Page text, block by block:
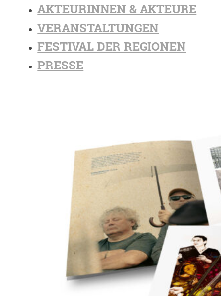
AKTEURINNEN & AKTEURE
VERANSTALTUNGEN
FESTIVAL DER REGIONEN
PRESSE